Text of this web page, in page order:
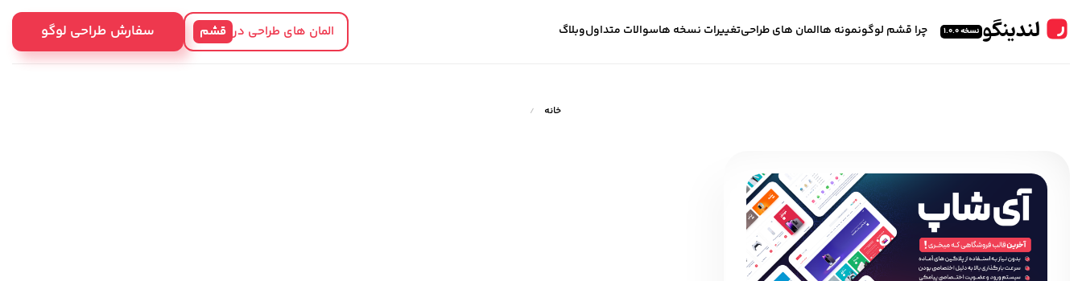
نسخه 1.0.0 چرا قشم لوگونمونه هاالمان های طراحیتغییرات نسخه هاسوالات متداولوبلاگ المان های طراحی در قشم سفارش طراحی لوگو
خانه /